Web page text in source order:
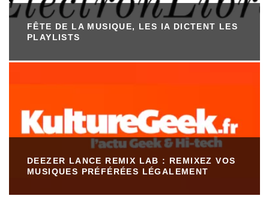
FÊTE DE LA MUSIQUE, LES IA DICTENT LES
PLAYLISTS
DEEZER LANCE REMIX LAB : REMIXEZ VOS
MUSIQUES PRÉFÉRÉES LÉGALEMENT